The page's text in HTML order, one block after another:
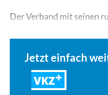
Der Verband mit seinen
Jetzt einfach
VKZ